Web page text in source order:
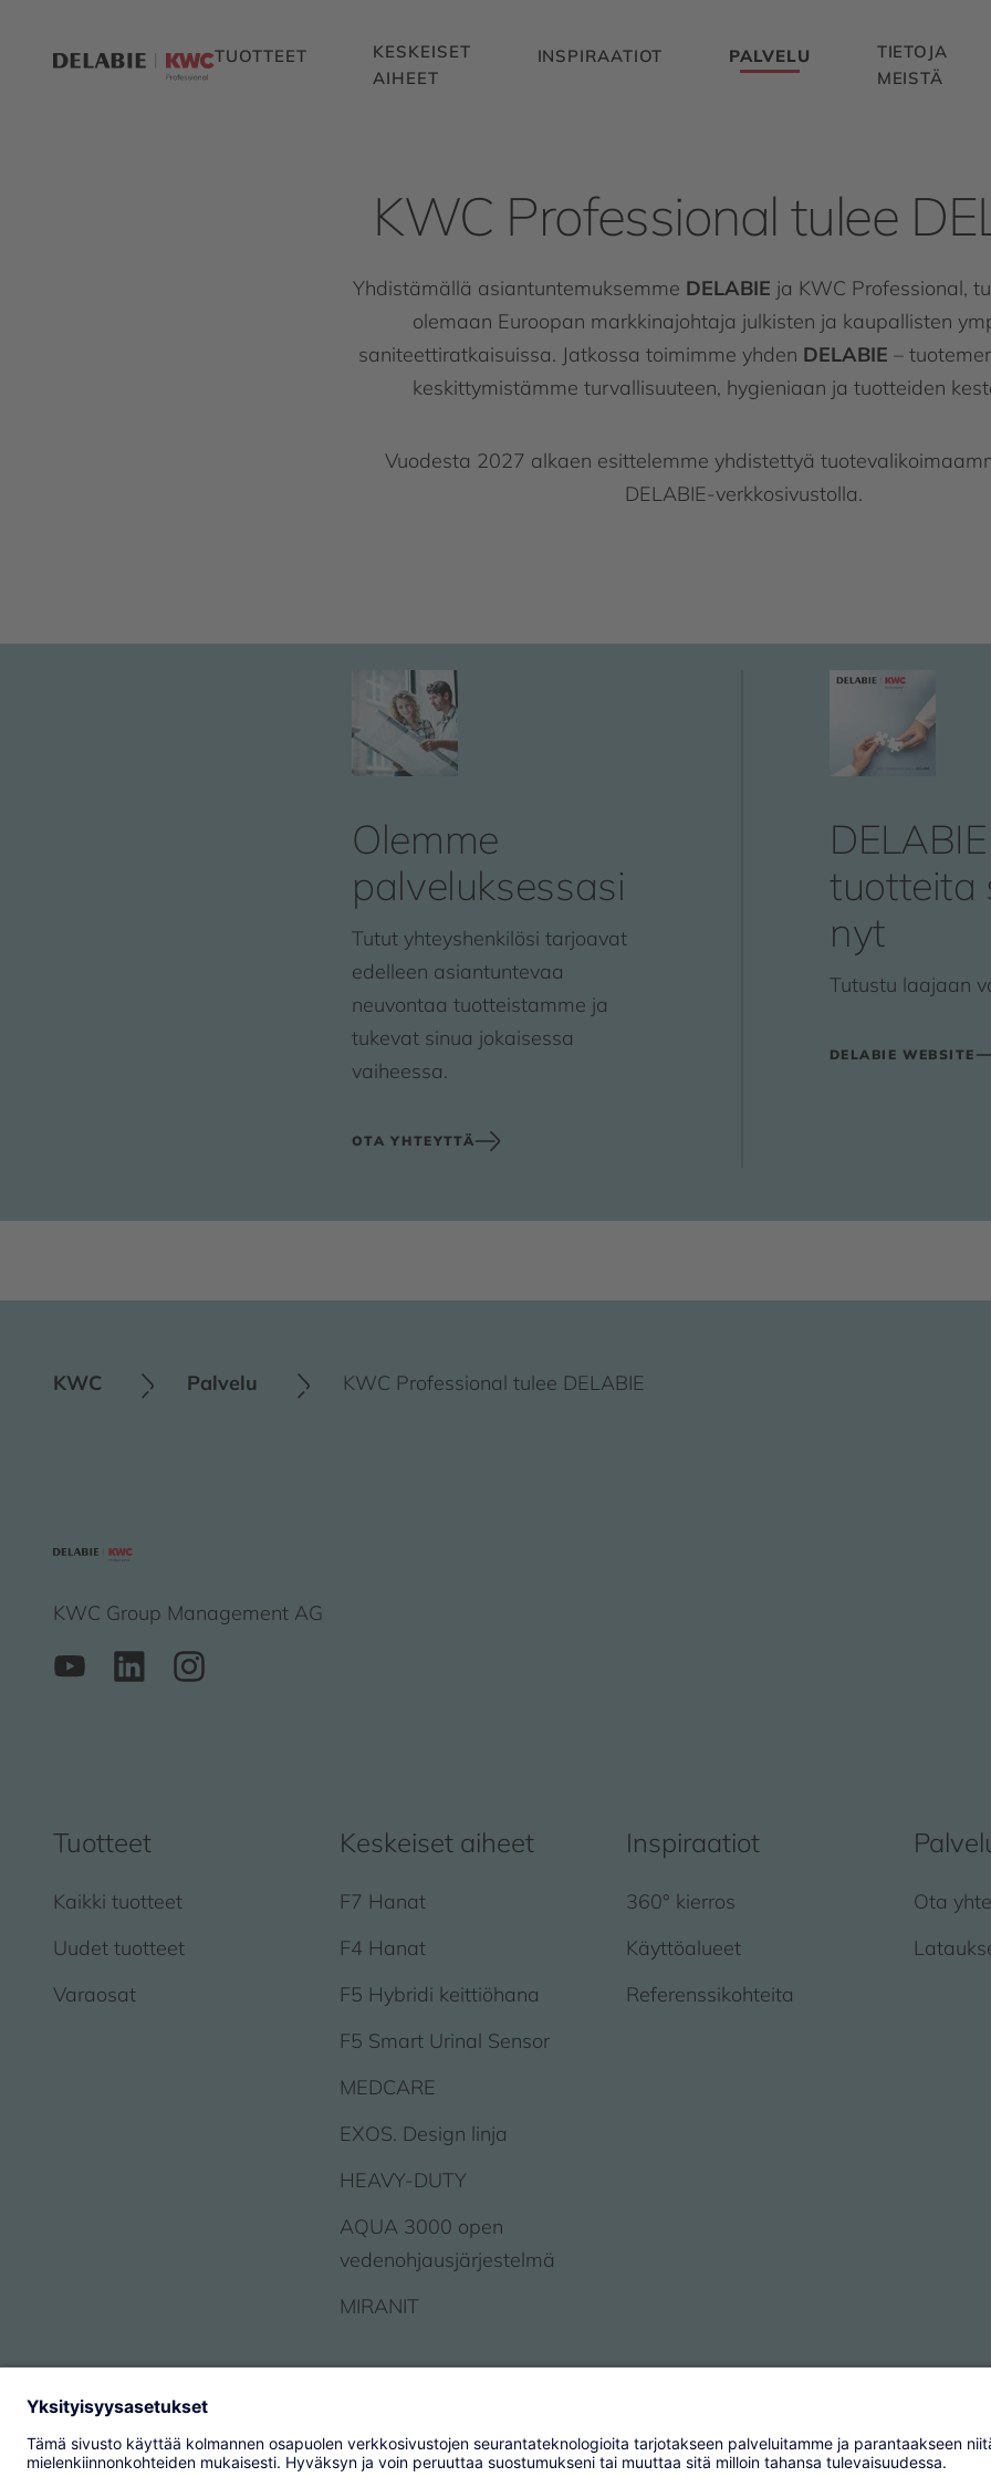
TUOTTEET
KESKEISET
AIHEET
INSPIRAATIOT PALVELU
TIETOJA
MEISTÄ
KWC Professional tulee
Yhdistämällä asiantuntemuksemme DELABIE ja KWC Professional,
olemaan Euroopan markkinajohtaja julkisten ja kaupallisten
saniteettiratkaisuissa. Jatkossa toimimme yhden DELABIE –
keskittymistämme turvallisuuteen, hygieniaan ja tuotteiden
Vuodesta 2027 alkaen esittelemme yhdistettyä
DELABIE-verkkosivustolla.
Olemme
palveluksessasi
Tutut yhteyshenkilösi tarjoavat
edelleen asiantuntevaa
neuvontaa tuotteistamme ja
tukevat sinua jokaisessa
vaiheessa.
OTA YHTEYTTÄ
DELABIE
tuotteita
nyt
Tutustu laajaan
DELABIE WEBSITE
KWC Palvelu KWC Professional tulee DELABIE
KWC Group Management AG
Tuotteet
Kaikki tuotteet
Uudet tuotteet
Varaosat
Keskeiset aiheet
F7 Hanat
F4 Hanat
F5 Hybridi keittiöhana
F5 Smart Urinal Sensor
MEDCARE
EXOS. Design linja
HEAVY-DUTY
AQUA 3000 open
vedenohjausjärjestelmä
MIRANIT
Inspiraatiot
360° kierros
Käyttöalueet
Referenssikohteita
Ota